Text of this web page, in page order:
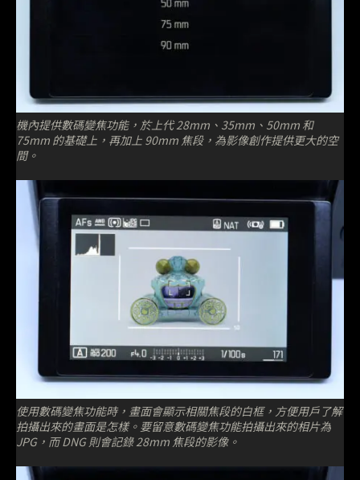
機內提供數碼變焦功能，於上代 28mm、35mm、50mm 和
75mm 的基礎上，再加上 90mm 焦段，為影像創作提供更大的空
間。
使用數碼變焦功能時，畫面會顯示相關焦段的白框，方便用戶了解
拍攝出來的畫面是怎樣。要留意數碼變焦功能拍攝出來的相片為
JPG，而 DNG 則會記錄 28mm 焦段的影像。